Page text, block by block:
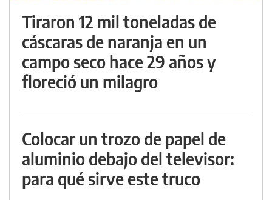
Tiraron 12 mil toneladas de
cáscaras de naranja en un
campo seco hace 29 años y
floreció un milagro
Colocar un trozo de papel de
aluminio debajo del televisor:
para qué sirve este truco